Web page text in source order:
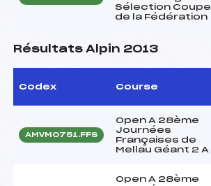
Sélection Coupe
de la Fédération
Résultats Alpin 2013
Codex Course
AMVM0751.FFS
Open A 28ème
Journées
Françaises de
Mellau Géant 2 A
Open A 28ème